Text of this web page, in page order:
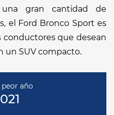
gran cantidad de
el Ford Bronco Sport es
conductores que desean
un SUV compacto.
peor año